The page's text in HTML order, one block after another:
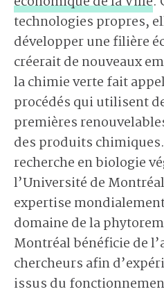
technologies propres,
développer une filière
créerait de nouveaux
la chimie verte fait
procédés qui utilisent
premières
des produits
recherche en biologie
l’Université de
expertise
domaine de la
Montréal bénéficie de
chercheurs afin
issus du